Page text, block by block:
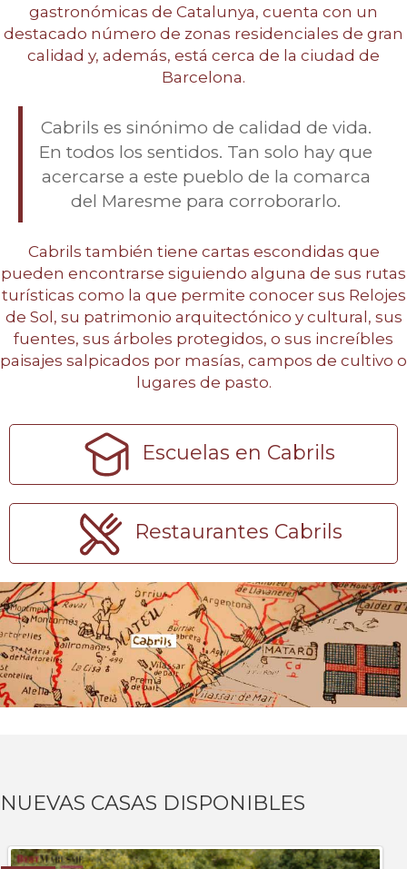
gastronómicas de Catalunya, cuenta con un
destacado número de zonas residenciales de gran
calidad y, además, está cerca de la ciudad de
Barcelona.
Cabrils es sinónimo de calidad de vida.
En todos los sentidos. Tan solo hay que
acercarse a este pueblo de la comarca
del Maresme para corroborarlo.
Cabrils también tiene cartas escondidas que
pueden encontrarse siguiendo alguna de sus rutas
turísticas como la que permite conocer sus Relojes
de Sol, su patrimonio arquitectónico y cultural, sus
fuentes, sus árboles protegidos, o sus increíbles
paisajes salpicados por masías, campos de cultivo o
lugares de pasto.
Escuelas en Cabrils
Restaurantes Cabrils
NUEVAS CASAS DISPONIBLES